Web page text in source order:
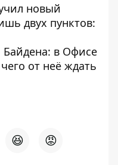
новый
двух пунктов:
Байдена: в Офисе
от неё ждать
😆 😡